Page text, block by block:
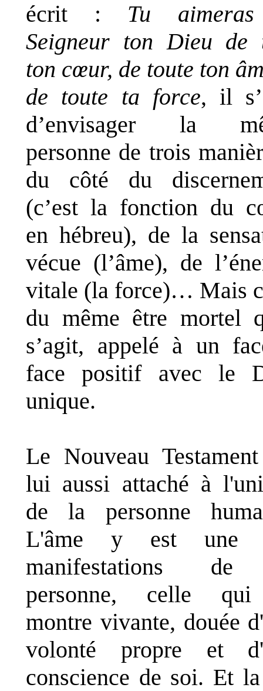
écrit : Tu
Seigneur ton Dieu de
ton cœur, de toute ton
de toute ta force, il
d’envisager la
personne de trois
du côté du
(c’est la fonction du
en hébreu), de la
vécue (l’âme), de
vitale (la force)… Mais
du même être mortel
s’agit, appelé à un
face positif avec le
unique.
Le Nouveau
lui aussi attaché à
de la personne
L'âme y est une
manifestations
personne, celle
montre vivante, douée
volonté propre et
conscience de soi. Et